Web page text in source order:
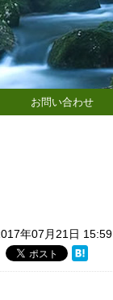
お問い合わせ
年07月21日 15:59